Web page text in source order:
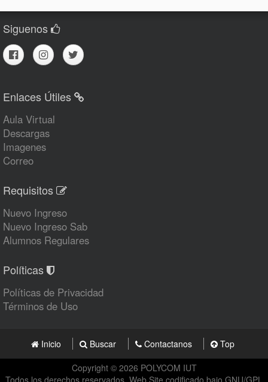
Siguenos
Enlaces Útiles
Aula Virtual
Descargas
Imagenes
Correo
Requisitos
Nuevo Ingreso
Nuevo Ingreso Sab
Alumnos Regulares
Políticas
Políticas de Privacidad
Términos de Uso
Inicio Buscar Contactanos
Top
Copyright © 2026 POLYCOM IUT
Todos los derechos reservados, Web Site codificado bajo GNU/GPL